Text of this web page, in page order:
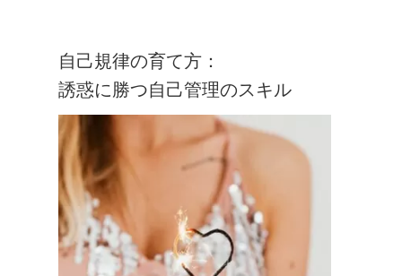
自己規律の育て方：
誘惑に勝つ自己管理のスキル